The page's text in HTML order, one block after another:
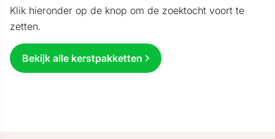
Klik hieronder op de knop om de zoektocht voort te
zetten.
Bekijk alle kerstpakketten